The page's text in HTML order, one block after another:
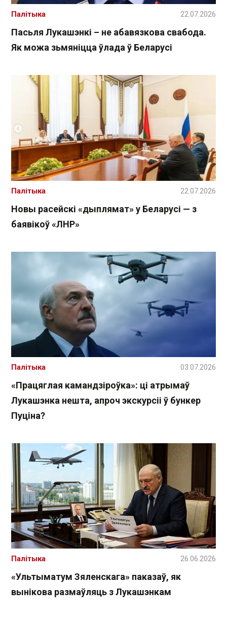
Пасьля Лукашэнкі – не абавязкова свабода.
Як можа зьмяніцца ўлада ў Беларусі
Палітыка 22.07.2026
Новы расейскі «дыплямат» у Беларусі — з
баявікоў «ЛНР»
Палітыка 22.07.2026
«Працяглая камандзіроўка»: ці атрымаў
Лукашэнка нешта, апроч экскурсіі ў бункер
Пуціна?
Палітыка 03.07.2026
«Ультыматум Зяленскага» паказаў, як
вынікова размаўляць з Лукашэнкам
Палітыка 26.06.2026